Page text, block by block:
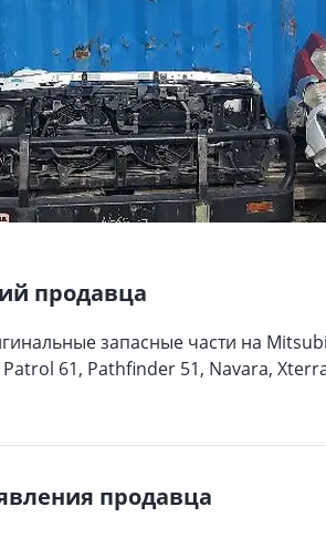
продавца
запасные части на
61, Pathfinder 51, Navara,
продавца